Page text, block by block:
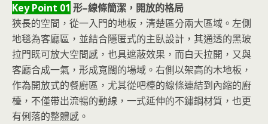
Key Point 01 形–線條簡潔，開放的格局
狹長的空間，從一入門的地板，清楚區分兩大區域。左側
地毯為客廳區，並結合隱匿式的主臥設計，其通透的黑玻
拉門既可放大空間感，也具遮蔽效果，而白天拉開，又與
客廳合成一氣，形成寬闊的場域。右側以架高的木地板，
作為開放式的餐廚區，尤其從吧檯的線條連結到內縮的廚
檯，不僅帶出流暢的動線，一式延伸的不鏽鋼材質，也更
有俐落的整體感。